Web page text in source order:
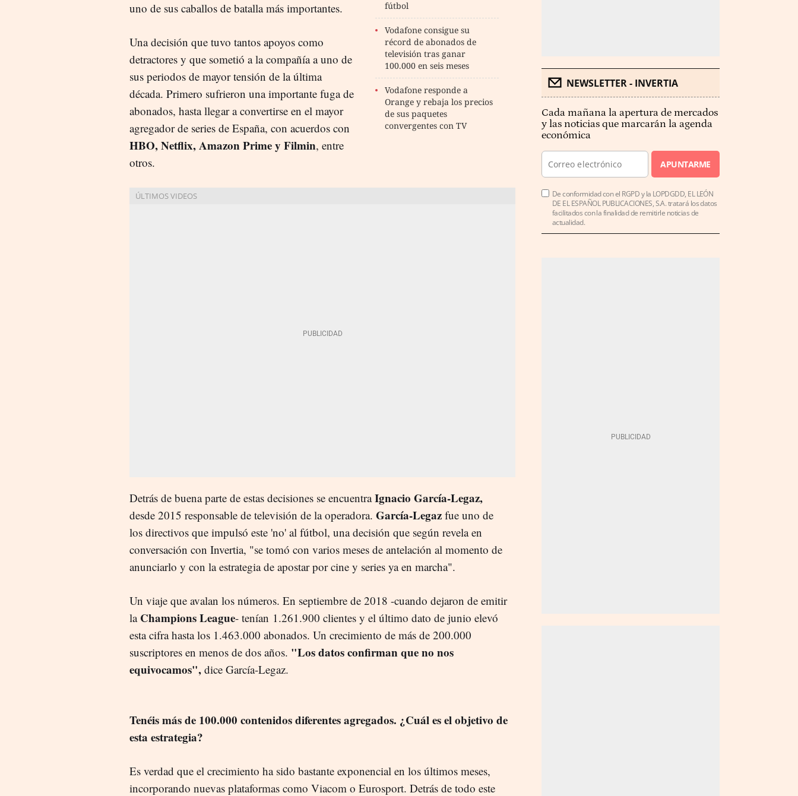
fútbol
Vodafone consigue su
récord de abonados de
televisión tras ganar
100.000 en seis meses
Vodafone responde a
Orange y rebaja los precios
de sus paquetes
convergentes con TV
uno de sus caballos de batalla más importantes.
Una decisión que tuvo tantos apoyos como
detractores y que sometió a la compañía a uno de
sus periodos de mayor tensión de la última
década. Primero sufrieron una importante fuga de
abonados, hasta llegar a convertirse en el mayor
agregador de series de España, con acuerdos con
HBO, Netflix, Amazon Prime y Filmin, entre
otros.
Detrás de buena parte de estas decisiones se encuentraIgnacio García-Legaz,
desde 2015 responsable de televisión de la operadora. García-Legaz fue uno de
los directivos que impulsó este 'no' al fútbol, una decisión que según revela en
conversación con Invertia, "se tomó con varios meses de antelación al momento de
anunciarlo y con la estrategia de apostar por cine y series ya en marcha".
Un viaje que avalan los números. En septiembre de 2018 -cuando dejaron de emitir
la Champions League- tenían 1.261.900 clientes y el último dato de junio elevó
esta cifra hasta los 1.463.000 abonados. Un crecimiento de más de 200.000
suscriptores en menos de dos años. "Los datos confirman que no nos
equivocamos", dice García-Legaz.
Tenéis más de 100.000 contenidos diferentes agregados. ¿Cuál es el objetivo de
esta estrategia?
Es verdad que el crecimiento ha sido bastante exponencial en los últimos meses,
incorporando nuevas plataformas como Viacom o Eurosport. Detrás de todo este
NEWSLETTER - INVERTIA
Cada mañana la apertura de mercados
y las noticias que marcarán la agenda
económica
APUNTARME
De conformidad con el RGPD y la LOPDGDD, EL LEÓN
DE EL ESPAÑOL PUBLICACIONES, S.A. tratará los datos
facilitados con la finalidad de remitirle noticias de
actualidad.